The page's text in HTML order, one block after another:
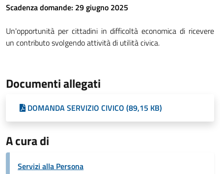
Scadenza domande: 29 giugno 2025
Un'opportunità per cittadini in difficoltà economica di ricevere
un contributo svolgendo attività di utilità civica.
Documenti allegati
DOMANDA SERVIZIO CIVICO (89,15 KB)
A cura di
Servizi alla Persona